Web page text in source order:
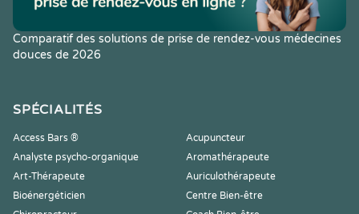
Comparatif des solutions de prise de rendez-vous médecines
douces de 2026
SPÉCIALITÉS
Access Bars ®
Acupuncteur
Analyste psycho-organique
Aromathérapeute
Art-Thérapeute
Auriculothérapeute
Bioénergéticien
Centre Bien-être